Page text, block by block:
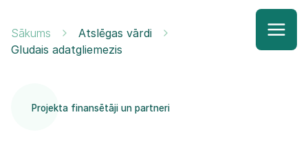
Sākums
Atslēgas vārdi
Gludais adatgliemezis
Projekta finansētāji un partneri